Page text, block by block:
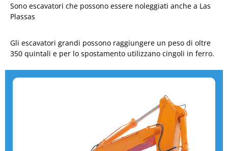
Sono escavatori che possono essere noleggiati anche a Las
Plassas
Gli escavatori grandi possono raggiungere un peso di oltre
350 quintali e per lo spostamento utilizzano cingoli in ferro.